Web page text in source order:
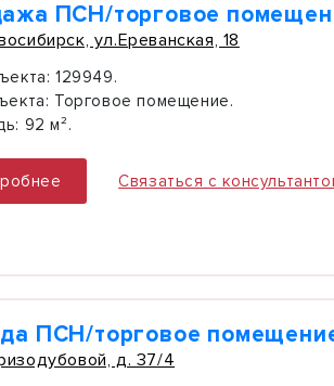
ПСН/торговое
ул.Ереванская, 18
129949.
Торговое помещение.
92 м².
Связаться с
ПСН/торговое
д. 37/4